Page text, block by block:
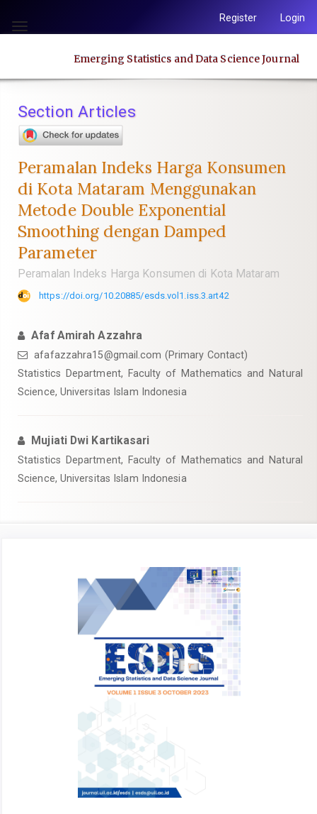
jump
content
Navigation
Main
Sidebar
Toggle
Register Login
Emerging Statistics and Data Science Journal
Section Articles
Peramalan Indeks Harga Konsumen
di Kota Mataram Menggunakan
Metode Double Exponential
Smoothing dengan Damped
Parameter
Peramalan Indeks Harga Konsumen di Kota Mataram
https://doi.org/10.20885/esds.vol1.iss.3.art42
Afaf Amirah Azzahra
afafazzahra15@gmail.com (Primary Contact)
Statistics Department, Faculty of Mathematics and Natural
Science, Universitas Islam Indonesia
Mujiati Dwi Kartikasari
Statistics Department, Faculty of Mathematics and Natural
Science, Universitas Islam Indonesia